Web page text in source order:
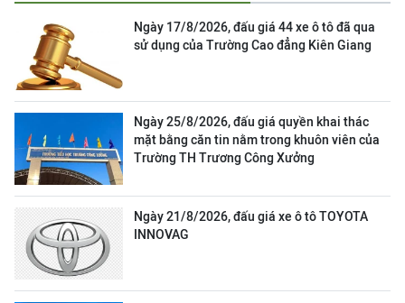
Ngày 17/8/2026, đấu giá 44 xe ô tô đã qua
sử dụng của Trường Cao đẳng Kiên Giang
Ngày 25/8/2026, đấu giá quyền khai thác
mặt bằng căn tin nằm trong khuôn viên của
Trường TH Trương Công Xưởng
Ngày 21/8/2026, đấu giá xe ô tô TOYOTA
INNOVAG